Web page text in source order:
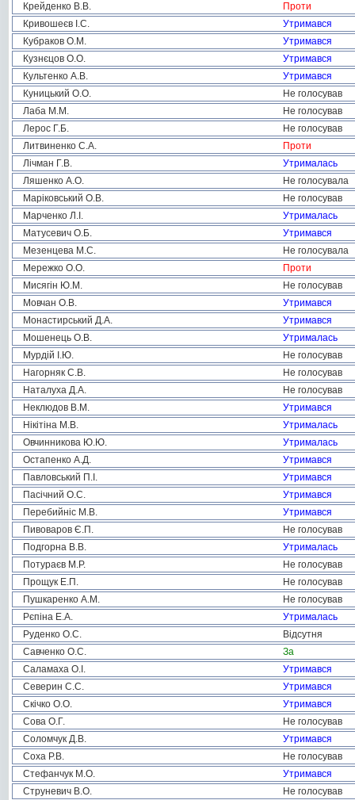
Крейденко В.В.
Проти
Кривошеєв І.С.
Утримався
Кубраков О.М.
Утримався
Кузнєцов О.О.
Утримався
Культенко А.В.
Утримався
Куницький О.О.
Не голосував
Лаба М.М.
Не голосував
Лерос Г.Б.
Не голосував
Литвиненко С.А.
Проти
Лічман Г.В.
Утрималась
Ляшенко А.О.
Не голосувала
Маріковський О.В.
Не голосував
Марченко Л.І.
Утрималась
Матусевич О.Б.
Утримався
Мезенцева М.С.
Не голосувала
Мережко О.О.
Проти
Мисягін Ю.М.
Не голосував
Мовчан О.В.
Утримався
Монастирський Д.А.
Утримався
Мошенець О.В.
Утрималась
Мурдій І.Ю.
Не голосував
Нагорняк С.В.
Не голосував
Наталуха Д.А.
Не голосував
Неклюдов В.М.
Утримався
Нікітіна М.В.
Утрималась
Овчинникова Ю.Ю.
Утрималась
Остапенко А.Д.
Утримався
Павловський П.І.
Утримався
Пасічний О.С.
Утримався
Перебийніс М.В.
Утримався
Пивоваров Є.П.
Не голосував
Подгорна В.В.
Утрималась
Потураєв М.Р.
Не голосував
Прощук Е.П.
Не голосував
Пушкаренко А.М.
Не голосував
Рєпіна Е.А.
Утрималась
Руденко О.С.
Відсутня
Савченко О.С.
За
Саламаха О.І.
Утримався
Северин С.С.
Утримався
Скічко О.О.
Утримався
Сова О.Г.
Не голосував
Соломчук Д.В.
Утримався
Соха Р.В.
Не голосував
Стефанчук М.О.
Утримався
Струневич В.О.
Не голосував